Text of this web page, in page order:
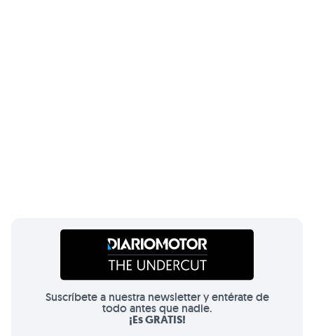
Suscríbete a nuestra newsletter y entérate de
todo antes que nadie.
¡Es GRATIS!